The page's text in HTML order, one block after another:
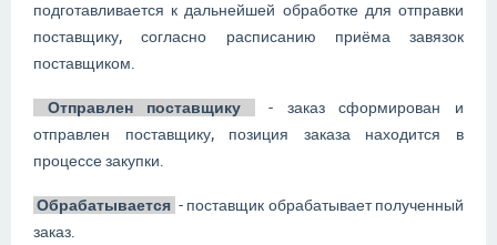
подготавливается к дальнейшей обработке для отправки
поставщику, согласно расписанию приёма завязок
поставщиком.
Отправлен поставщику
- заказ сформирован и
отправлен поставщику, позиция заказа находится в
процессе закупки.
Обрабатывается - поставщик обрабатывает полученный
заказ.